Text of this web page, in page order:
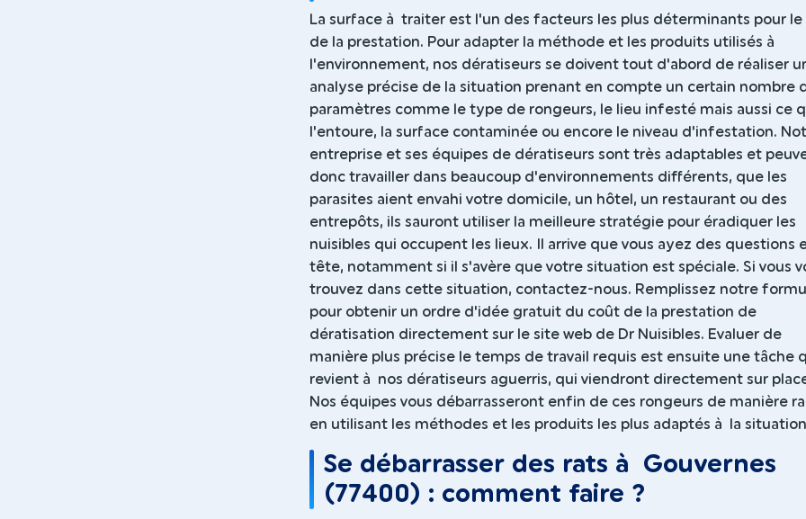
La surface à traiter est l'un des facteurs les plus déterminants pour le
de la prestation. Pour adapter la méthode et les produits utilisés à
l'environnement, nos dératiseurs se doivent tout d'abord de réaliser
analyse précise de la situation prenant en compte un certain nombre
paramètres comme le type de rongeurs, le lieu infesté mais aussi ce
l'entoure, la surface contaminée ou encore le niveau d'infestation.
entreprise et ses équipes de dératiseurs sont très adaptables et
donc travailler dans beaucoup d'environnements différents, que les
parasites aient envahi votre domicile, un hôtel, un restaurant ou des
entrepôts, ils sauront utiliser la meilleure stratégie pour éradiquer les
nuisibles qui occupent les lieux. Il arrive que vous ayez des questions
tête, notamment si il s'avère que votre situation est spéciale. Si vous
trouvez dans cette situation, contactez-nous. Remplissez notre
pour obtenir un ordre d'idée gratuit du coût de la prestation de
dératisation directement sur le site web de Dr Nuisibles. Evaluer de
manière plus précise le temps de travail requis est ensuite une tâche
revient à nos dératiseurs aguerris, qui viendront directement sur
Nos équipes vous débarrasseront enfin de ces rongeurs de manière
en utilisant les méthodes et les produits les plus adaptés à la
Se débarrasser des rats à Gouvernes
(77400) : comment faire ?